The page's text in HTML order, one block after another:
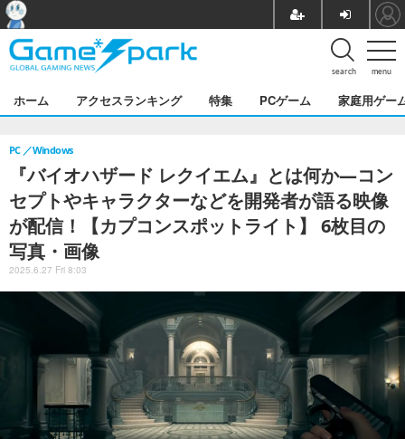
menu
search
ホーム アクセスランキング 特集 PCゲーム 家庭用ゲー
『バイオハザード レクイエム』とは何か―コン
セプトやキャラクターなどを開発者が語る映像
が配信！【カプコンスポットライト】 6枚目の
写真・画像
PC Windows
2025.6.27 Fri 8:03